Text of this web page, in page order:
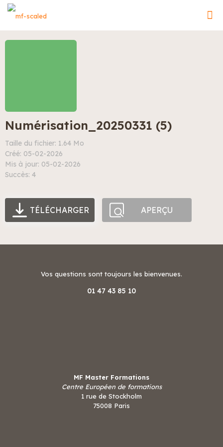
Numérisation_20250331 (5)
Taille du fichier: 1.64 Mo
Créé: 05-02-2026
Mis à jour: 05-02-2026
Succès: 4
TÉLÉCHARGER APERÇU
Vos questions sont toujours les bienvenues.
01 47 43 85 10
MF Master Formations
Centre Européen de formations
1 rue de Stockholm
75008 Paris